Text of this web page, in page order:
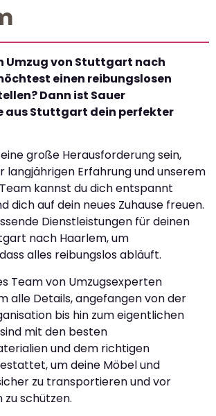
Umzug von Stuttgart nach
einen reibungslosen
Dann ist Sauer
aus Stuttgart dein perfekter
große Herausforderung sein,
langjährigen Erfahrung und unserem
kannst du dich entspannt
dich auf dein neues Zuhause freuen.
Dienstleistungen für deinen
nach Haarlem, um
alles reibungslos abläuft.
Team von Umzugsexperten
alle Details, angefangen von der
bis hin zum eigentlichen
mit den besten
und dem richtigen
um deine Möbel und
zu transportieren und vor
zu schützen.